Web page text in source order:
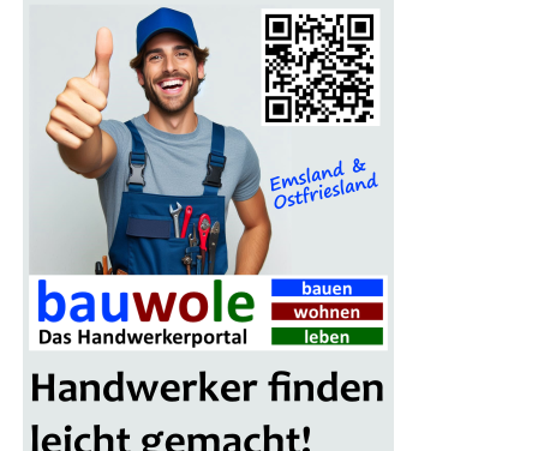
son­dern auch einen finan­zi­el­len Vor­teil. Seit 2015
unter­stützt der Bikelea­sing-Ser­vice Arbeit­neh­mer,
Selbst­stän­di­ge und Frei­be­ruf­ler dabei, ihr Traum­rad zu
attrak­ti­ven Kon­di­tio­nen zu lea­sen. Mit über­durch­
schnitt­li­chem Ser­vice, umfas­sen­der Absi­che­rung und
einer star­ken Part­ner­schaft mit dem Fahr­rad­fach­han­del
setzt der Ser­vice Maßstäbe.
Dei­ne Vor­tei­le beim Bikeleasing-Service
Bis zu 40% spa­ren:Durch Gehalts­um­wand­lung und
Steu­er­vor­tei­le kannst Du bei der Anschaf­fung Dei­
nes Dienst­rads im Ver­gleich zum Direkt­kauf
ordent­lich sparen.
Pri­va­te Nut­zung erlaubt:Dein Dienst­rad darf